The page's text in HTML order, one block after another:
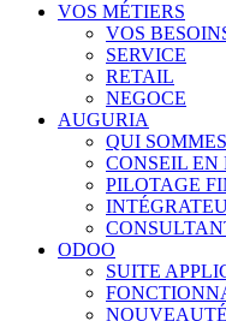
VOS MÉTIERS
VOS
SERVICE
RETAIL
NEGOCE
AUGURIA
QUI
CONSEIL EN
PILOTAGE
ODOO
SUITE